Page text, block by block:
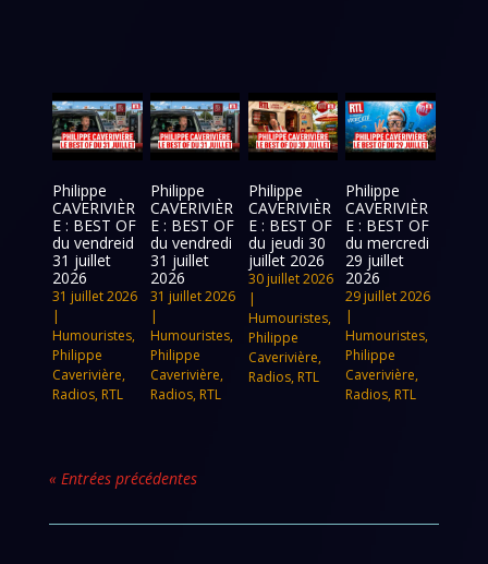
Philippe
CAVERIVIÈR
E : BEST OF
du vendreid
31 juillet
2026
31 juillet 2026
|
Humouristes,
Philippe
Caverivière,
Radios, RTL
Philippe
CAVERIVIÈR
E : BEST OF
du vendredi
31 juillet
2026
31 juillet 2026
|
Humouristes,
Philippe
Caverivière,
Radios, RTL
Philippe
CAVERIVIÈR
E : BEST OF
du jeudi 30
juillet 2026
30 juillet 2026
|
Humouristes,
Philippe
Caverivière,
Radios, RTL
Philippe
CAVERIVIÈR
E : BEST OF
du mercredi
29 juillet
2026
29 juillet 2026
|
Humouristes,
Philippe
Caverivière,
Radios, RTL
« Entrées précédentes